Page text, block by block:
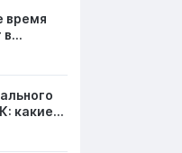
время
в
будни
какие